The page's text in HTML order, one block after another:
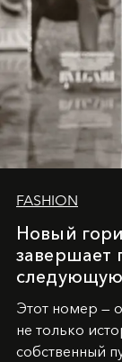
FASHION
Новый
завершает
следующую
Этот номер —
не только
собственный